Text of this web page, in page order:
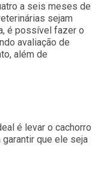
a seis meses de
sejam
é possível fazer o
avaliação de
além de
é levar o cachorro
que ele seja